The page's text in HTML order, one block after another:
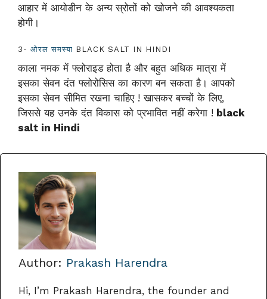
आहार में आयोडीन के अन्य स्रोतों को खोजने की आवश्यकता
होगी।
3- ओरल समस्या BLACK SALT IN HINDI
काला नमक में फ्लोराइड होता है और बहुत अधिक मात्रा में
इसका सेवन दंत फ्लोरोसिस का कारण बन सकता है। आपको
इसका सेवन सीमित रखना चाहिए ! खासकर बच्चों के लिए,
जिससे यह उनके दंत विकास को प्रभावित नहीं करेगा ! black
salt in Hindi
Author: Prakash Harendra
Hi, I’m Prakash Harendra, the founder and